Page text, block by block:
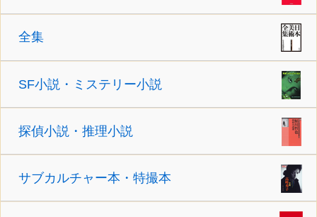
全集
SF小説・ミステリー小説
探偵小説・推理小説
サブカルチャー本・特撮本